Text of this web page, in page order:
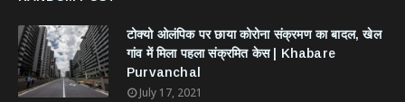
टोक्यो ओलंपिक पर छाया कोरोना संक्रमण का बादल, खेल
गांव में मिला पहला संक्रमित केस | Khabare
Purvanchal
July 17, 2021